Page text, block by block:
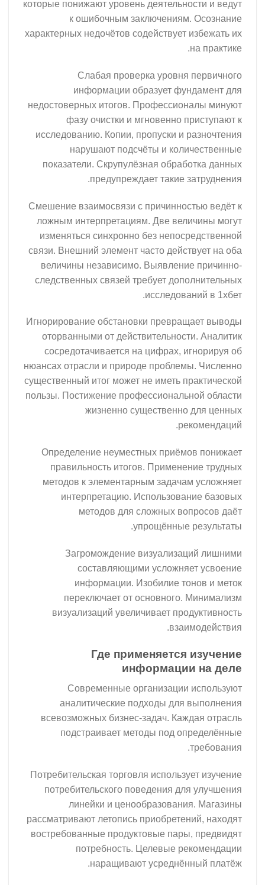
которые понижают уровень
к ошибочным
характерных недочётов
Слабая проверка
информации образует
недостоверных итогов.
фазу очистки и мгновенно
исследованию. Копии, пропуски и
нарушают подсчёты и
показатели. Скрупулёзная
предупреждает такие
Смешение взаимосвязи с
ложным интерпретациям. Две
изменяться синхронно без
связи. Внешний элемент часто
величины независимо.
следственных связей требует
Игнорирование обстановки
оторванными от
сосредотачивается на цифрах,
нюансах отрасли и природе
существенный итог может не иметь
пользы. Постижение
жизненно
Определение неуместных
правильность итогов.
методов к элементарным
интерпретацию.
методов для сложных
упрощённые
Загромождение
составляющими
информации. Изобилие
переключает от
визуализаций увеличивает
Где
Современные
аналитические подходы
всевозможных бизнес-задач.
подстраивает методы под
Потребительская торговля
потребительского поведения
линейки и
рассматривают летопись
востребованные продуктовые
потребность. Целевые
наращивают